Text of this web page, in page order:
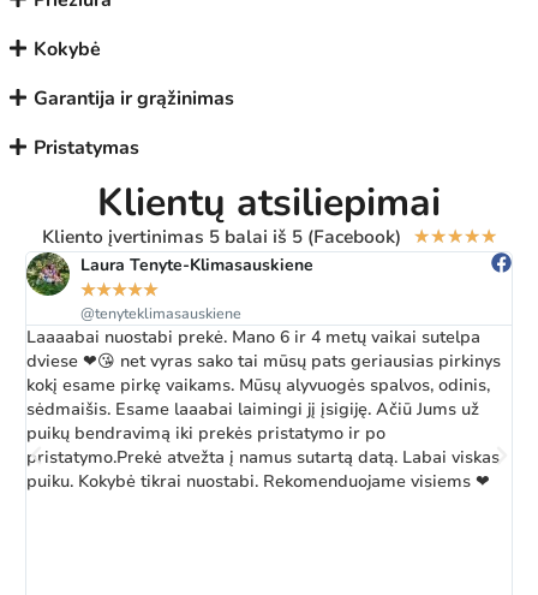
Kokybė
Garantija ir grąžinimas
Pristatymas
Klientų atsiliepimai
Kliento įvertinimas 5 balai iš 5 (Facebook) ★★★★★
Laura Tenyte-Klimasauskiene
★★★★★
@tenyteklimasauskiene
Laaaabai nuostabi prekė. Mano 6 ir 4 metų vaikai sutelpa
dviese ❤😘 net vyras sako tai mūsų pats geriausias pirkinys
kokį esame pirkę vaikams. Mūsų alyvuogės spalvos, odinis,
sėdmaišis. Esame laaabai laimingi jį įsigiję. Ačiū Jums už
puikų bendravimą iki prekės pristatymo ir po
pristatymo.Prekė atvežta į namus sutartą datą. Labai viskas
puiku. Kokybė tikrai nuostabi. Rekomenduojame visiems ❤